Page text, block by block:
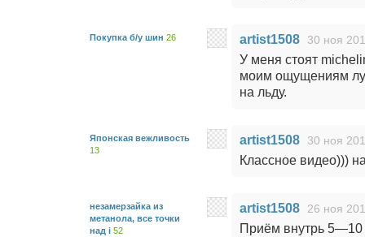
Покупка б/у шин 26 artist1508 30 ноя
У меня стоят
моим ощущениям
на льду.
Японская вежливость
13
artist1508 30 ноя
Классное видео)))
незамерзайка из
метанола, все точки
над i 52
artist1508 26 ноя
Приём внутрь 5—10